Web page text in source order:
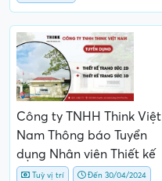
Công ty TNHH Think Việt
Nam Thông báo Tuyển
dụng Nhân viên Thiết kế
Tuỳ vị trí Đến 30/04/2024